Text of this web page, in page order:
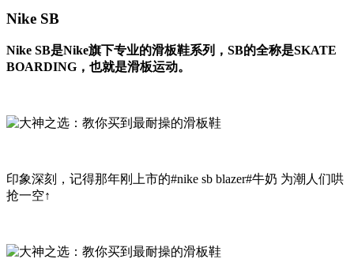
Nike SB
Nike SB是Nike旗下专业的滑板鞋系列，SB的全称是SKATE
BOARDING，也就是滑板运动。
印象深刻，记得那年刚上市的#nike sb blazer#牛奶 为潮人们哄
抢一空↑